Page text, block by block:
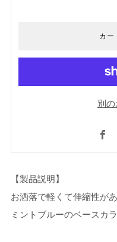
カー
別
【製品説明】
お洒落で軽くて伸縮性が
ミントブルーのベースカ